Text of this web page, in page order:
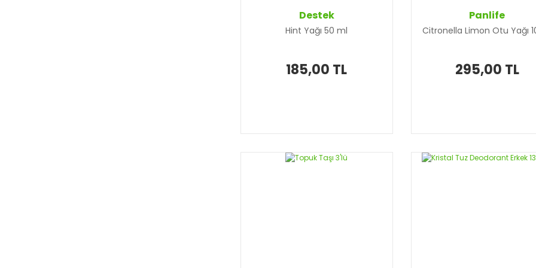
Destek
Hint Yağı 50 ml
185,00 TL
Panlife
Citronella Limon Otu Yağı
295,00 TL